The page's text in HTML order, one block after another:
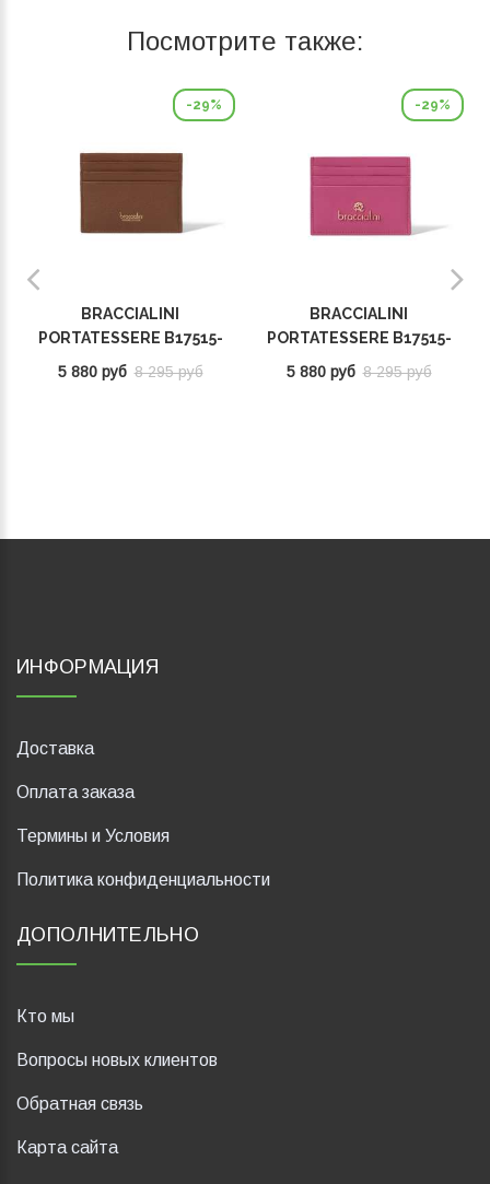
Посмотрите также:
-29%
BRACCIALINI
PORTATESSERE B17515-
BA-300
5 880 руб 8 295 руб
-29%
BRACCIALINI
PORTATESSERE B17515-
BA-400
5 880 руб 8 295 руб
ИНФОРМАЦИЯ
Доставка
Оплата заказа
Термины и Условия
Политика конфиденциальности
ДОПОЛНИТЕЛЬНО
Кто мы
Вопросы новых клиентов
Обратная связь
Карта сайта